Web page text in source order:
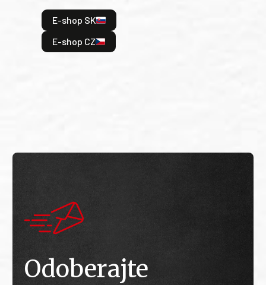
E-shop SK
E-shop CZ
Odoberajte